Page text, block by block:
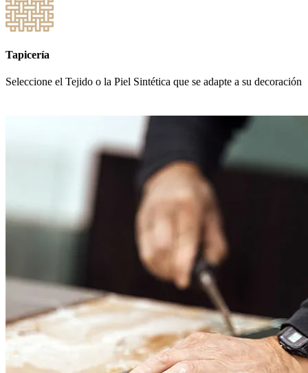
Tapicería
Seleccione el Tejido o la Piel Sintética que se adapte a su decoración